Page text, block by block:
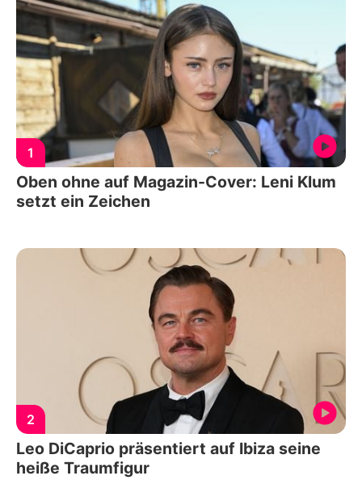
1
Oben ohne auf Magazin-Cover: Leni Klum
setzt ein Zeichen
2
Leo DiCaprio präsentiert auf Ibiza seine
heiße Traumfigur